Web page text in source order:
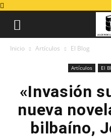
Inicio Artículos El Blog
Artículos El
«Invasión
nueva
bilbaíno,